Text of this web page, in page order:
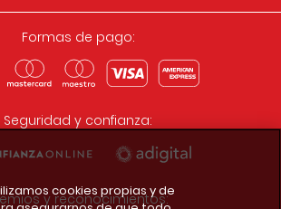
Formas de pago:
Seguridad y confianza:
y reconocimientos:
cookies propias y de